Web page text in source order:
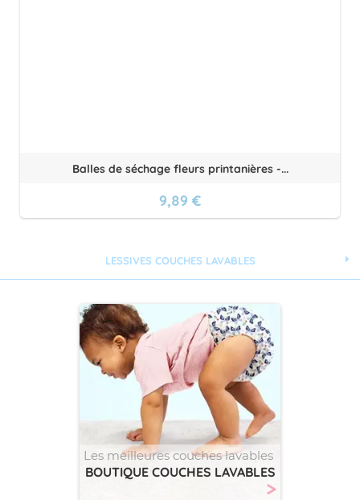
LESSIVES COUCHES LAVABLES
Les meilleures couches lavables
BOUTIQUE COUCHES LAVABLES
>
Balles de séchage fleurs printanières -...
9,89 €